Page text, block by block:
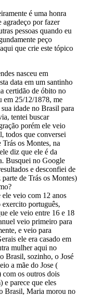
é uma honra
agradeço por fazer
pessoas quando eu
peço
que crie este tópico
nasceu em
data em um santinho
certidão de óbito no
em 25/12/1878, me
idade no Brasil para
tentei buscar
porém ele veio
todos que conversei
Trás os Montes, na
diz que ele é da
Busquei no Google
e desconfiei de
de Trás os Montes)
ele veio com 12 anos
português,
ele veio entre 16 e 18
veio primeiro para
e veio para
ele era casado em
mulher aqui no
Brasil, sozinho, o José
a mãe do Jose (
os outros dois
e parece que eles
Brasil, Maria morou no